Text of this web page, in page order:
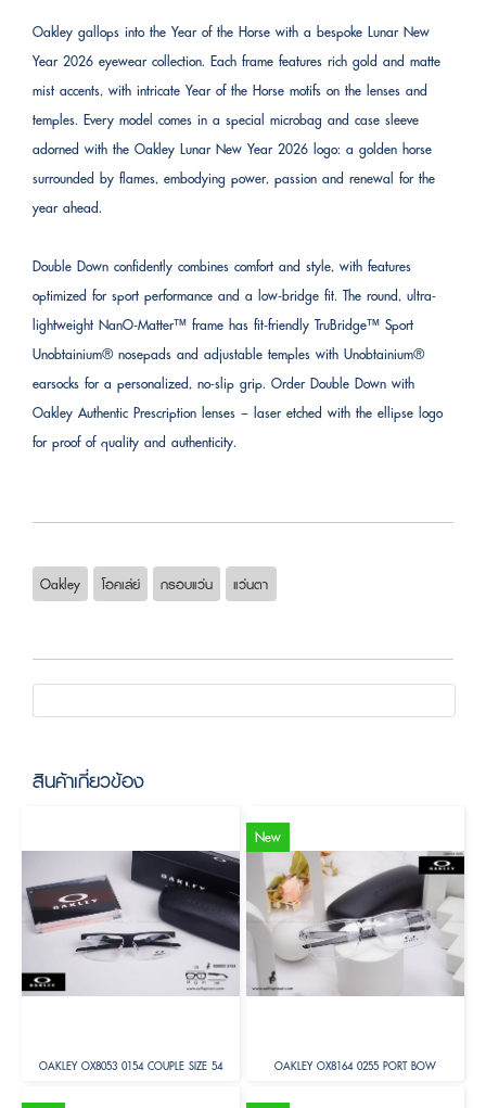
Oakley gallops into the Year of the Horse with a bespoke Lunar New
Year 2026 eyewear collection. Each frame features rich gold and matte
mist accents, with intricate Year of the Horse motifs on the lenses and
temples. Every model comes in a special microbag and case sleeve
adorned with the Oakley Lunar New Year 2026 logo: a golden horse
surrounded by flames, embodying power, passion and renewal for the
year ahead.
Double Down confidently combines comfort and style, with features
optimized for sport performance and a low-bridge fit. The round, ultra-
lightweight NanO-Matter™ frame has fit-friendly TruBridge™ Sport
Unobtainium® nosepads and adjustable temples with Unobtainium®
earsocks for a personalized, no-slip grip. Order Double Down with
Oakley Authentic Prescription lenses – laser etched with the ellipse logo
for proof of quality and authenticity.
Oakley โอคเล่ย์ กรอบแว่น แว่นตา
สินค้าเกี่ยวข้อง
OAKLEY OX8053 0154 COUPLE SIZE 54
New
OAKLEY OX8164 0255 PORT BOW